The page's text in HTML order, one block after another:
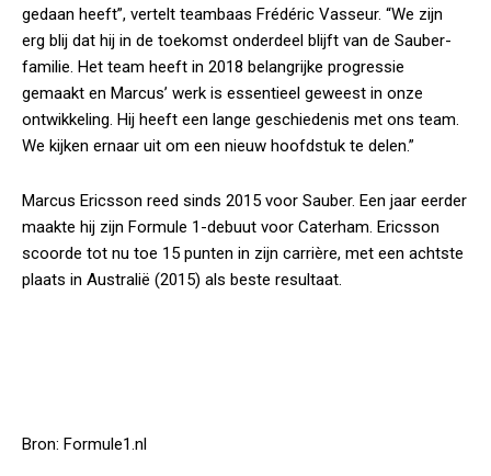
gedaan heeft”, vertelt teambaas Frédéric Vasseur. “We zijn
erg blij dat hij in de toekomst onderdeel blijft van de Sauber-
familie. Het team heeft in 2018 belangrijke progressie
gemaakt en Marcus’ werk is essentieel geweest in onze
ontwikkeling. Hij heeft een lange geschiedenis met ons team.
We kijken ernaar uit om een nieuw hoofdstuk te delen.”
Marcus Ericsson reed sinds 2015 voor Sauber. Een jaar eerder
maakte hij zijn Formule 1-debuut voor Caterham. Ericsson
scoorde tot nu toe 15 punten in zijn carrière, met een achtste
plaats in Australië (2015) als beste resultaat.
Bron: Formule1.nl